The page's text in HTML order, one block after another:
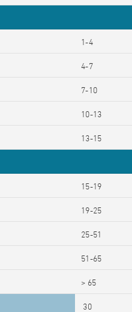
1-4
4-7
7-10
10-13
13-15
15-19
19-25
25-51
51-65
> 65
30